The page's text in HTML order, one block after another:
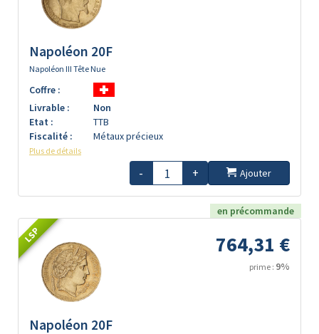
Napoléon 20F
Napoléon III Tête Nue
Coffre :
Livrable :
Non
Etat :
TTB
Fiscalité :
Métaux précieux
Plus de détails
- + Ajouter
en précommande
LSP 764,31 €
prime : 9%
Napoléon 20F